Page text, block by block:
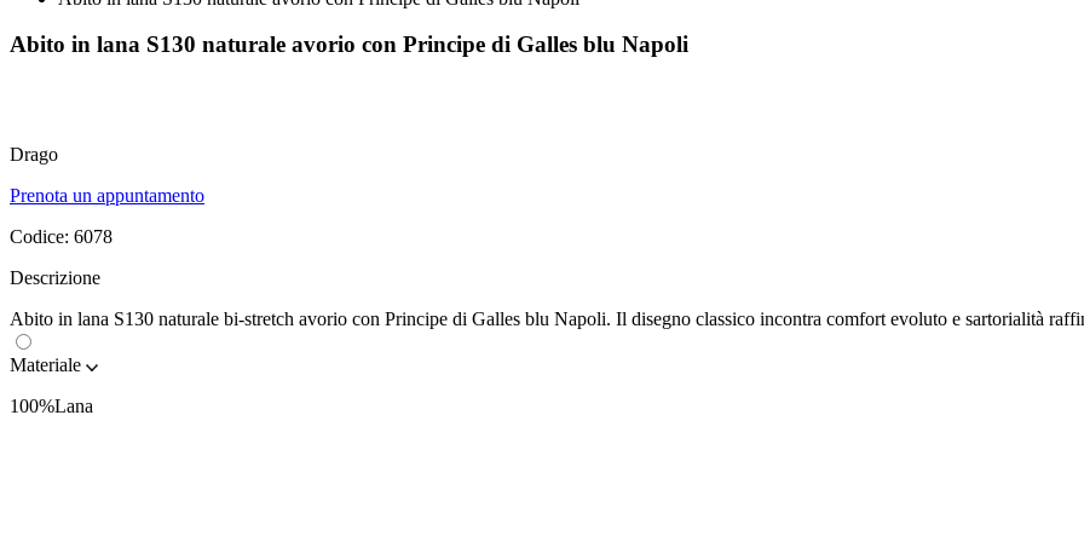
Abito in lana S130 naturale avorio con Principe di Galles blu Napoli
Drago
Prenota un appuntamento
Codice: 6078
Descrizione
Abito in lana S130 naturale bi-stretch avorio con Principe di Galles blu Napoli. Il disegno classico incontra comfort evoluto e sartorialità
Materiale
100%Lana